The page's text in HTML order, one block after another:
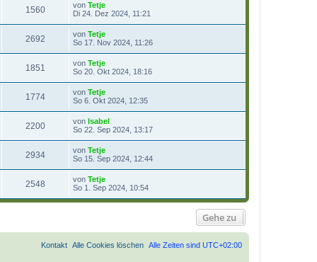
1560 von Tetje
Di 24. Dez 2024, 11:21
2692 von Tetje
So 17. Nov 2024, 11:26
1851 von Tetje
So 20. Okt 2024, 18:16
1774 von Tetje
So 6. Okt 2024, 12:35
2200 von Isabel
So 22. Sep 2024, 13:17
2934 von Tetje
So 15. Sep 2024, 12:44
2548 von Tetje
So 1. Sep 2024, 10:54
Gehe zu
Alle Zeiten sind UTC+02:00
Alle Cookies löschen
Kontakt